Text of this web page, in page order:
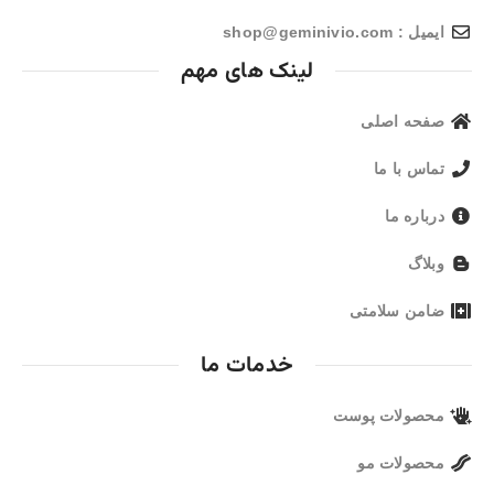
ایمیل : shop@geminivio.com​
لینک های مهم
صفحه اصلی
تماس با ما
درباره ما
وبلاگ
ضامن سلامتی
خدمات ما
محصولات پوست
محصولات مو